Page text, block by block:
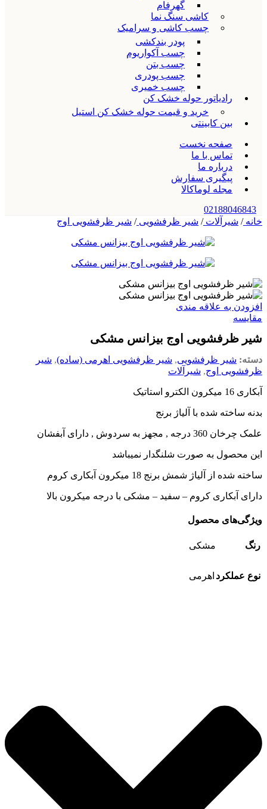
گهرفام
کاشی سنگ نما
چسب کاشی و سرامیک
پودر بندکشی
چسب آکواریوم
چسب بتن
چسب پودری
چسب خمیری
رادیاتور حوله خشک کن
خرید و قیمت حوله خشک کن استیل
بین کابینتی
صفحه نخست
تماس با ما
درباره ما
پیگیری سفارش
مجله لوماکالا
02188046843
خانه/ شیرآلات/ شیر ظرفشویی/ شیر ظرفشویی اوج
افزودن به علاقه مندی
مقایسه
شیر ظرفشویی اوج بیزانس مشکی
دسته: شیر ظرفشویی, شیر ظرفشویی اهرمی (ساده), شیر
ظرفشویی اوج, شیرآلات
آبکاری 16 میکرون الکترو استاتیک
بدنه ساخته شده با آلیاژ برنج
علمک چرخان 360 درجه , مجهز به سردوش , دارای آبفشان
این محصول به صورت شلنگدار نمیباشد
ساخته شده از آلیاژ شمش برنج 18 میکرون آبکاری کروم
دارای آبکاری کروم – سفید – مشکی با درجه میکرون بالا
ویژگی‌های محصول
رنگ مشکی
نوع عملکرد اهرمی